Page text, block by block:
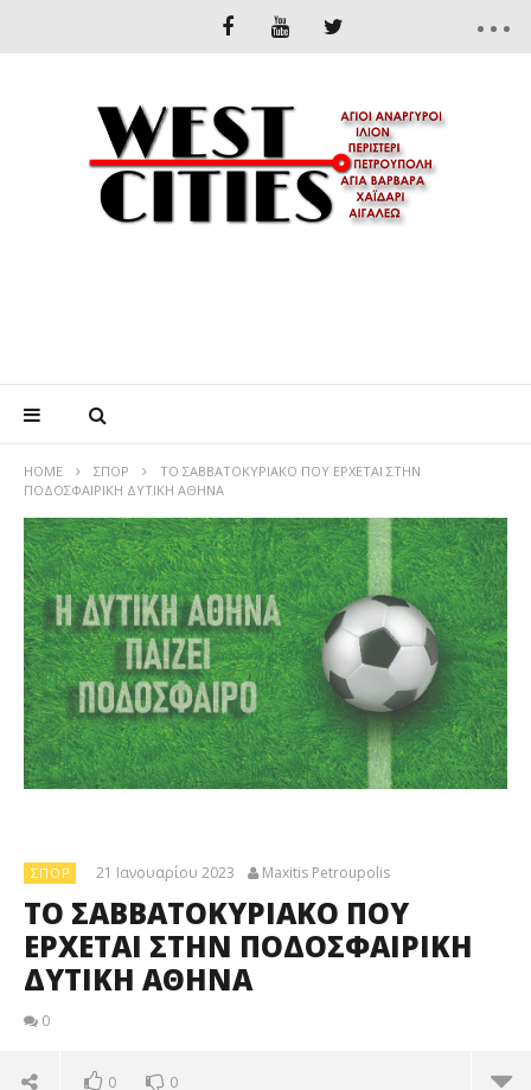
HOME ΣΠΟΡ
ΤΟ ΣΑΒΒΑΤΟΚΥΡΙΑΚΟ ΠΟΥ ΕΡΧΕΤΑΙ ΣΤΗΝ
ΠΟΔΟΣΦΑΙΡΙΚΗ ΔΥΤΙΚΗ ΑΘΗΝΑ
ΣΠΟΡ 21 Ιανουαρίου 2023 Maxitis Petroupolis
ΤΟ ΣΑΒΒΑΤΟΚΥΡΙΑΚΟ ΠΟΥ
ΕΡΧΕΤΑΙ ΣΤΗΝ ΠΟΔΟΣΦΑΙΡΙΚΗ
ΔΥΤΙΚΗ ΑΘΗΝΑ
0
0 0